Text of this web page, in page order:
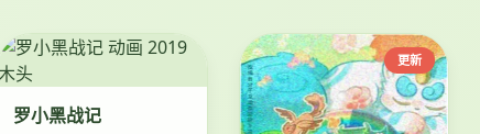
罗小黑战记
更新